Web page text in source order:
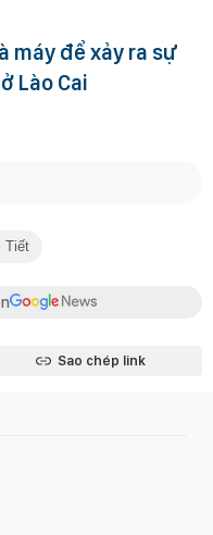
máy để xảy ra sự
Lào Cai
Tiết
Sao chép link